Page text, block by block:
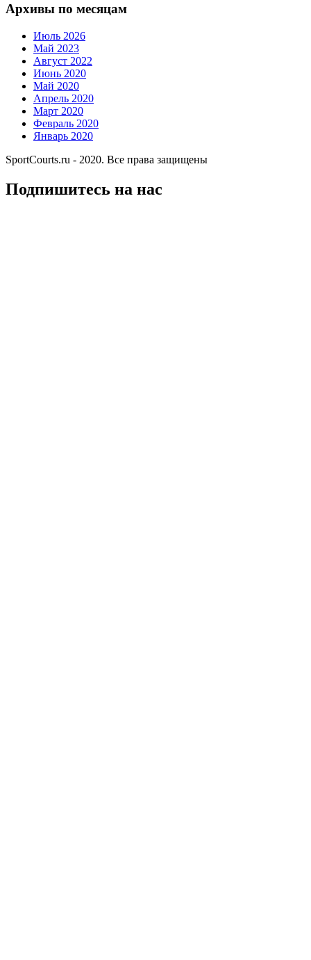
Архивы по месяцам
Июль 2026
Май 2023
Август 2022
Июнь 2020
Май 2020
Апрель 2020
Март 2020
Февраль 2020
Январь 2020
SportCourts.ru - 2020. Все права защищены
Подпишитесь на нас